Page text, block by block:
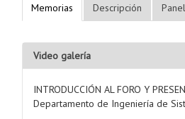
Memorias Descripción
Video galería
INTRODUCCIÓN AL FORO Y
Departamento de Ingeniería de